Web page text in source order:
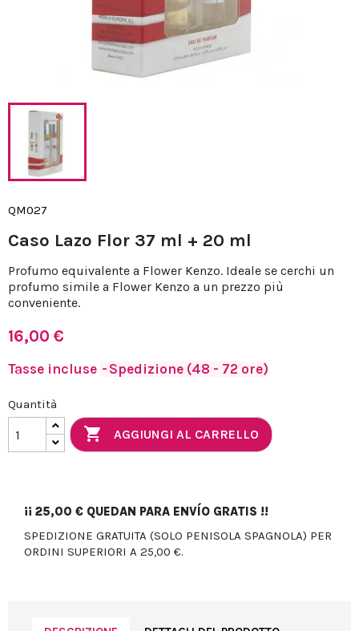
QM027
Caso Lazo Flor 37 ml + 20 ml
Profumo equivalente a Flower Kenzo. Ideale se cerchi un
profumo simile a Flower Kenzo a un prezzo più
conveniente.
16,00 €
Tasse incluse Spedizione (48 - 72 ore)
Quantità
 AGGIUNGI AL CARRELLO
¡¡ 25,00 € QUEDAN PARA ENVÍO GRATIS !!
SPEDIZIONE GRATUITA (SOLO PENISOLA SPAGNOLA) PER
ORDINI SUPERIORI A 25,00 €.